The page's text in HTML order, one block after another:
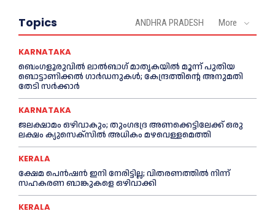
Topics ANDHRA PRADESH More
KARNATAKA
ബെംഗളൂരുവിൽ ലാൽബാഗ് മാതൃകയിൽ മൂന്ന് പുതിയ
ബൊട്ടാണിക്കൽ ഗാർഡനുകൾ; കേന്ദ്രത്തിന്റെ അനുമതി
തേടി സർക്കാർ
KARNATAKA
ജലക്ഷാമം ഒഴിവാകും; തുംഗഭദ്ര അണക്കെട്ടിലേക്ക് ഒരു
ലക്ഷം ക്യുസെക്സില്‍ അധികം മഴവെള്ളമെത്തി
KERALA
ക്ഷേമ പെൻഷൻ ഇനി നേരിട്ടില്ല; വിതരണത്തിൽ നിന്ന്
സഹകരണ ബാങ്കുകളെ ഒഴിവാക്കി
KERALA